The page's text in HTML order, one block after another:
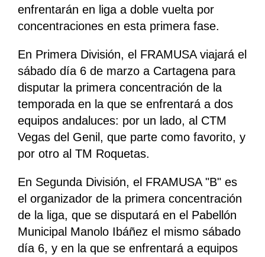
enfrentarán en liga a doble vuelta por
concentraciones en esta primera fase.
En Primera División, el FRAMUSA viajará el
sábado día 6 de marzo a Cartagena para
disputar la primera concentración de la
temporada en la que se enfrentará a dos
equipos andaluces: por un lado, al CTM
Vegas del Genil, que parte como favorito, y
por otro al TM Roquetas.
En Segunda División, el FRAMUSA "B" es
el organizador de la primera concentración
de la liga, que se disputará en el Pabellón
Municipal Manolo Ibáñez el mismo sábado
día 6, y en la que se enfrentará a equipos